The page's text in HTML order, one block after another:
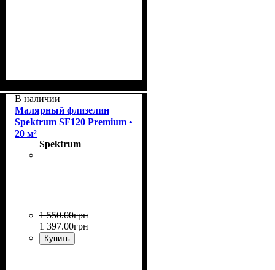
В наличии
Малярный флизелин
Spektrum SF120 Premium •
20 м²
Spektrum
1 550.00грн
1 397.00грн
Купить